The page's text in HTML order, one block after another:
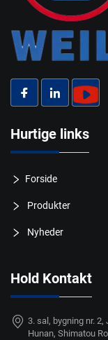
Hurtige links
Forside
Produkter
Nyheder
Hold Kontakt
3. sal, bygning nr.
Hunan, Shimatou